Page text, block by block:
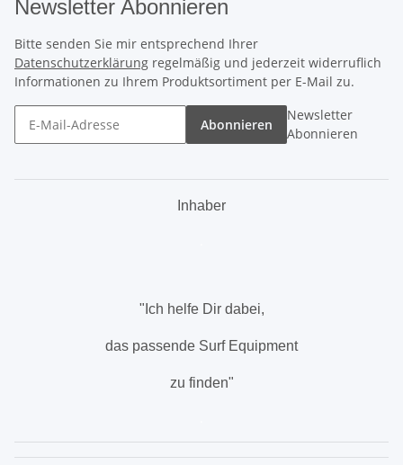
Newsletter Abonnieren
Bitte senden Sie mir entsprechend Ihrer
Datenschutzerklärung regelmäßig und jederzeit widerruflich
Informationen zu Ihrem Produktsortiment per E-Mail zu.
Abonnieren
Newsletter
Abonnieren
Inhaber
"Ich helfe Dir dabei,
das passende Surf Equipment
zu finden"